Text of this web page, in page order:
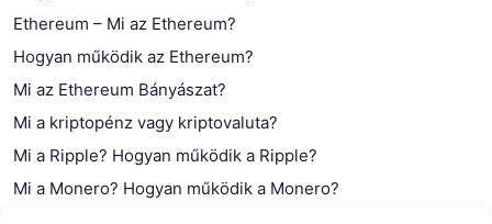
Ethereum – Mi az Ethereum?
Hogyan működik az Ethereum?
Mi az Ethereum Bányászat?
Mi a kriptopénz vagy kriptovaluta?
Mi a Ripple? Hogyan működik a Ripple?
Mi a Monero? Hogyan működik a Monero?